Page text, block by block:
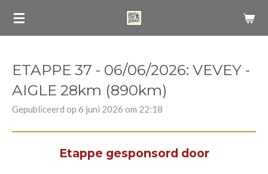
Ga
hoofdinhoud
ETAPPE 37 - 06/06/2026: VEVEY -
AIGLE 28km (890km)
Gepubliceerd op 6 juni 2026 om 22:18
Etappe gesponsord door